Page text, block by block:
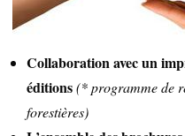
Collaboration avec un
éditions(* programme de
forestières)